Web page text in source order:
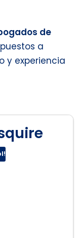
de
a
y experiencia